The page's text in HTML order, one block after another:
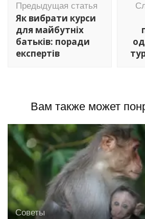
по
записям
Предыдущая статья
Як вибрати курси
для майбутніх
батьків: поради
експертів
Вам также может
Советы